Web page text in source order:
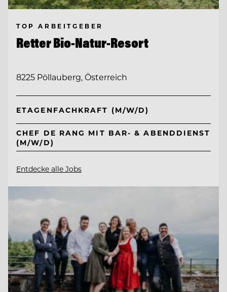
TOP ARBEITGEBER
Retter Bio-Natur-Resort
8225 Pöllauberg, Österreich
ETAGENFACHKRAFT (M/W/D)
CHEF DE RANG MIT BAR- & ABENDDIENST
(M/W/D)
Entdecke alle Jobs